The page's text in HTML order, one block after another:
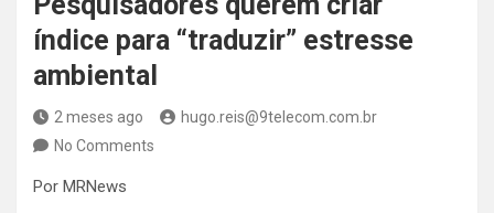
índice para “traduzir” estresse
ambiental
2 meses ago
hugo.reis@9telecom.com.br
No Comments
Por MRNews